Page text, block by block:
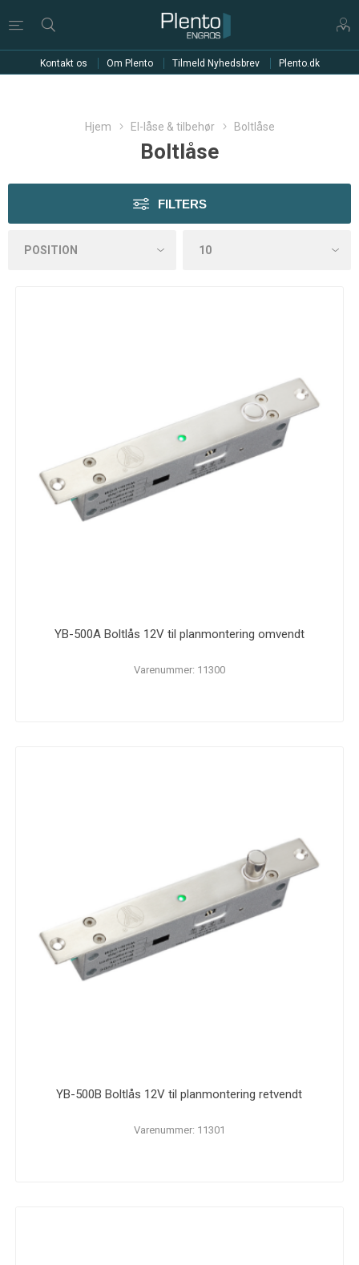
Kontakt os Om Plento Tilmeld Nyhedsbrev Plento.dk
Hjem El-låse & tilbehør Boltlåse
Boltlåse
FILTERS
YB-500A Boltlås 12V til planmontering omvendt
Varenummer: 11300
YB-500B Boltlås 12V til planmontering retvendt
Varenummer: 11301